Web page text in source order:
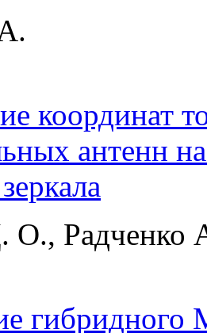
координат
антенн
О., Радченко